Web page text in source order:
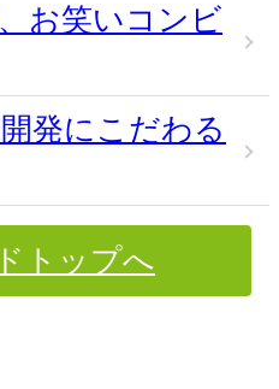
お笑いコンビ
発にこだわる
トップへ